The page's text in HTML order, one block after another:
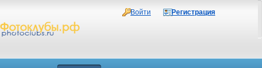
Войти Регистрация